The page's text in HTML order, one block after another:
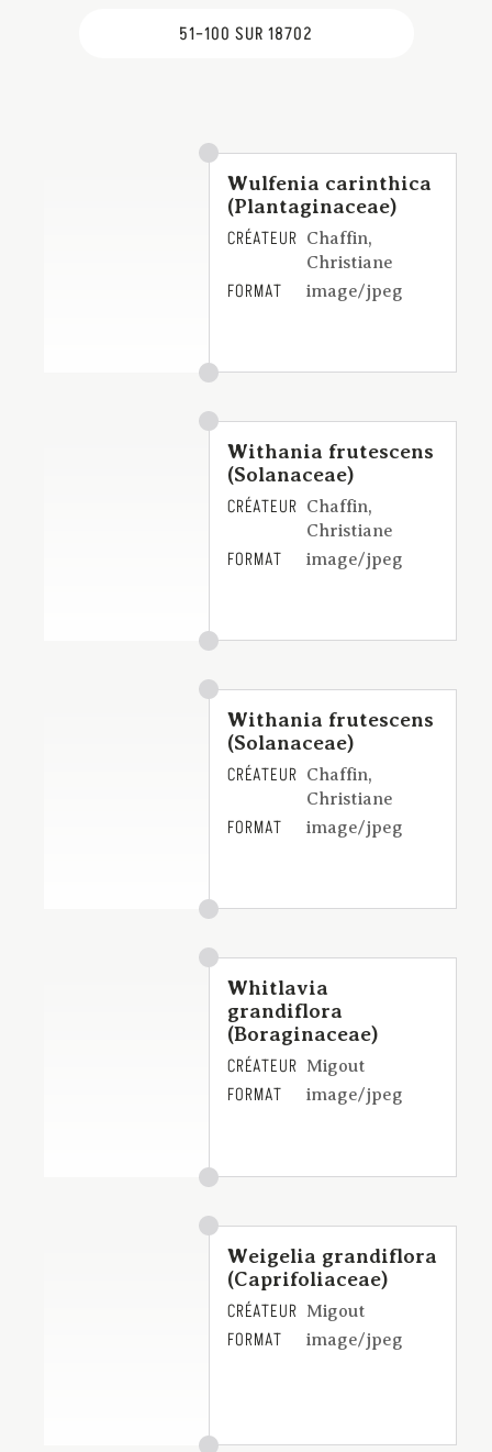
51–100 SUR 18702
Wulfenia carinthica
(Plantaginaceae)
CRÉATEUR Chaffin,
Christiane
FORMAT image/jpeg
Withania frutescens
(Solanaceae)
CRÉATEUR Chaffin,
Christiane
FORMAT image/jpeg
Withania frutescens
(Solanaceae)
CRÉATEUR Chaffin,
Christiane
FORMAT image/jpeg
Whitlavia
grandiflora
(Boraginaceae)
CRÉATEUR Migout
FORMAT image/jpeg
Weigelia grandiflora
(Caprifoliaceae)
CRÉATEUR Migout
FORMAT image/jpeg